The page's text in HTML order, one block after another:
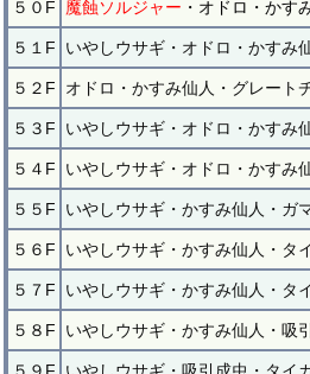
５０F 魔蝕ソルジャー ・オドロ・かす
５１F いやしウサギ・オドロ・かすみ
５２F オドロ・かすみ仙人・グレート
５３F いやしウサギ・オドロ・かすみ
５４F いやしウサギ・オドロ・かすみ
５５F いやしウサギ・かすみ仙人・ガ
５６F いやしウサギ・かすみ仙人・タ
５７F いやしウサギ・かすみ仙人・タ
５８F いやしウサギ・かすみ仙人・吸